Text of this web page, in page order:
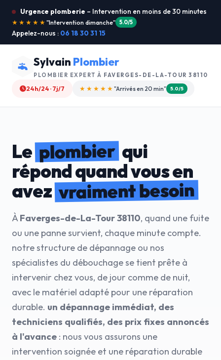
Urgence plomberie – Intervention en moins de 30 minutes
★★★★★"Je recommande !" 4.9/5
Appelez-nous : 06 18 30 31 15
Sylvain Plombier
PLOMBIER EXPERT À FAVERGES-DE-LA-TOUR 38110
24h/24 · 7j/7 ★★★★☆ "Devis gratuit" 4.8/5
Leplombierqui
répond quand vous en
avezvraiment besoin
ÀFaverges-de-La-Tour 38110, quand une fuite
ou une panne survient, chaque minute compte.
notre structure de dépannage ou nos
spécialistes du débouchage se tient prête à
intervenir chez vous, de jour comme de nuit,
avec le matériel adapté pour une réparation
durable. un dépannage immédiat, des
techniciens qualifiés, des prix fixes annoncés
à l'avance : nous vous assurons une
intervention soignée et une réparation durable